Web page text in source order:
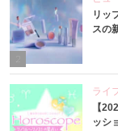
リッ
スの
ライ
【
ッシ